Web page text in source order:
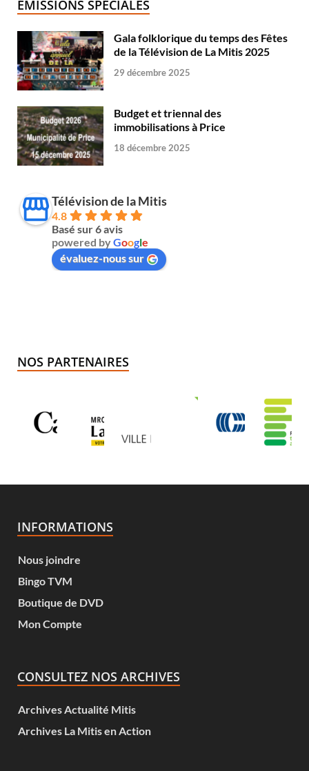
ÉMISSIONS SPÉCIALES
Gala folklorique du temps des Fêtes
de la Télévision de La Mitis 2025
29 décembre 2025
Budget et triennal des
immobilisations à Price
18 décembre 2025
Télévision de la Mitis
4.8
Basé sur 6 avis
powered byGoogle
évaluez-nous sur
NOS PARTENAIRES
INFORMATIONS
Nous joindre
Bingo TVM
Boutique de DVD
Mon Compte
CONSULTEZ NOS ARCHIVES
Archives Actualité Mitis
Archives La Mitis en Action